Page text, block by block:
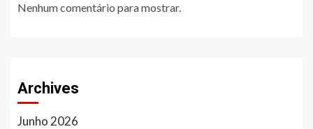
Nenhum comentário para mostrar.
Archives
Junho 2026